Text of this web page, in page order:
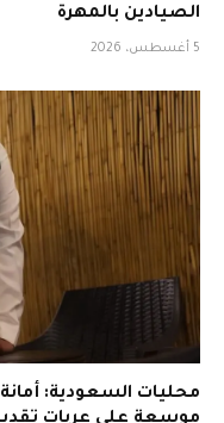
الصيادين بالمهرة
5 أغسطس، 2026
محليات السعودية: